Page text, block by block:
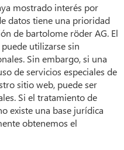
mostrado interés por
datos tiene una prioridad
de bartolome röder AG. El
utilizarse sin
Sin embargo, si una
de servicios especiales de
sitio web, puede ser
Si el tratamiento de
existe una base jurídica
obtenemos el